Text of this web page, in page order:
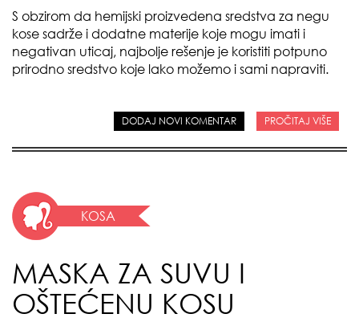
S obzirom da hemijski proizvedena sredstva za negu
kose sadrže i dodatne materije koje mogu imati i
negativan uticaj, najbolje rešenje je koristiti potpuno
prirodno sredstvo koje lako možemo i sami napraviti.
DODAJ NOVI KOMENTAR PROČITAJ VIŠE
KOSA
MASKA ZA SUVU I
OŠTEĆENU KOSU